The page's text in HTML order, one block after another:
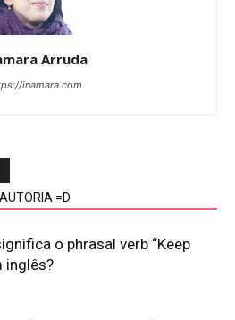
Arruda
inamara.com
=D
o phrasal verb “Keep
inglês?